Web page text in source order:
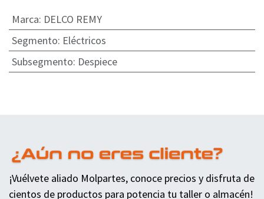
Marca: DELCO REMY
Segmento: Eléctricos
Subsegmento: Despiece
¡Vuélvete aliado Molpartes, conoce precios y disfruta de
cientos de productos para potencia tu taller o almacén!